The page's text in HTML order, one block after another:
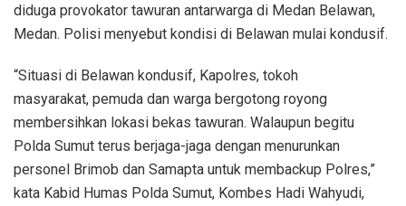
diduga provokator tawuran antarwarga di Medan Belawan,
Medan. Polisi menyebut kondisi di Belawan mulai kondusif.
“Situasi di Belawan kondusif, Kapolres, tokoh
masyarakat, pemuda dan warga bergotong royong
membersihkan lokasi bekas tawuran. Walaupun begitu
Polda Sumut terus berjaga-jaga dengan menurunkan
personel Brimob dan Samapta untuk membackup Polres,”
kata Kabid Humas Polda Sumut, Kombes Hadi Wahyudi,